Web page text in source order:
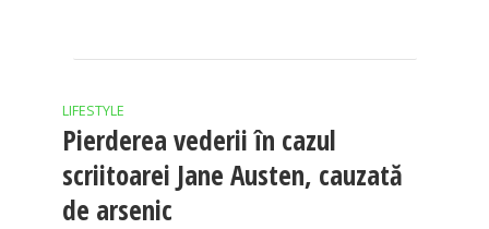
LIFESTYLE
Pierderea vederii în cazul
scriitoarei Jane Austen, cauzată
de arsenic